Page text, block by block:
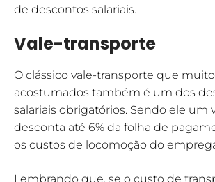
de descontos salariais.
Vale-transporte
O clássico vale-transporte que
acostumados também é um dos
salariais obrigatórios. Sendo ele um
desconta até 6% da folha de
os custos de locomoção do
Lembrando que, se o custo de